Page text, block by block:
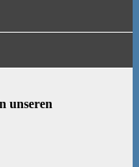
unseren